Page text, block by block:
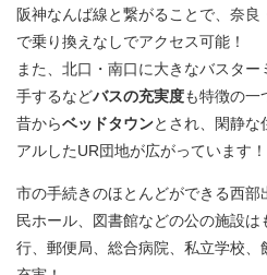
阪神なんば線と繋がることで、奈良
で乗り換えなしでアクセス可能！
また、北口・南口に大きなバスタ
手するなどバスの充実度も特徴の一
昔からベッドタウンとされ、閑静な
アルしたUR団地が広がっています！
市の手続きのほとんどができる西
民ホール、図書館などの公の施設
行、郵便局、総合病院、私立学校、